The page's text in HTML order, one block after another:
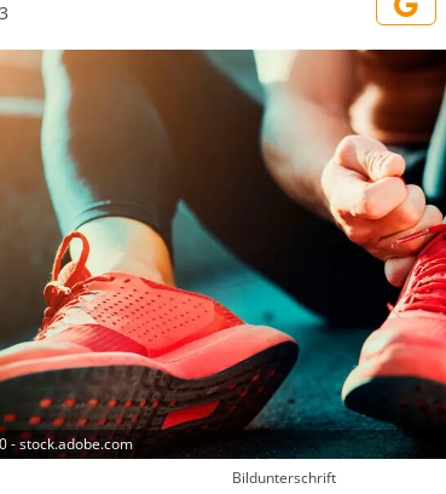
- stock.adobe.com
Bildunterschrift